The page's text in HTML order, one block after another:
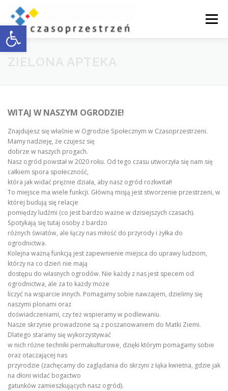
Otwórz pasek narzędzi
Przejdź
treści
Menu
KONTAKT
WITAJ W NASZYM OGRODZIE!
Znajdujesz się właśnie w Ogrodzie Społecznym w Czasoprzestrzeni.
Mamy nadzieję, że czujesz się
dobrze w naszych progach.
Nasz ogród powstał w 2020 roku. Od tego czasu utworzyła się nam się
całkiem spora społeczność,
która jak widać prężnie działa, aby nasz ogród rozkwitał!
To miejsce ma wiele funkcji. Główną misją jest stworzenie przestrzeni, w
której budują się relacje
pomiędzy ludźmi (co jest bardzo ważne w dzisiejszych czasach).
Spotykają się tutaj osoby z bardzo
różnych światów, ale łączy nas miłość do przyrody i żyłka do
ogrodnictwa.
Kolejna ważną funkcją jest zapewnienie miejsca do uprawy ludziom,
którzy na co dzień nie mają
dostępu do własnych ogrodów. Nie każdy z nas jest specem od
ogrodnictwa, ale za to każdy może
liczyć na wsparcie innych. Pomagamy sobie nawzajem, dzielimy się
naszymi plonami oraz
doświadczeniami, czy też wspieramy w podlewaniu.
Nasze skrzynie prowadzone są z poszanowaniem do Matki Ziemi.
Dlatego staramy się wykorzystywać
w nich różne techniki permakulturowe, dzięki którym pomagamy sobie
oraz otaczającej nas
przyrodzie (zachęcamy do zaglądania do skrzyni z łąka kwietna, gdzie jak
na dłoni widać bogactwo
gatunków zamieszkujących nasz ogród).